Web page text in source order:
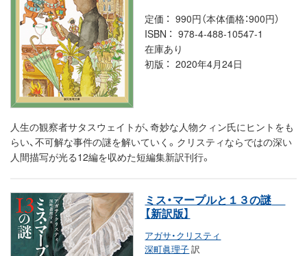
定価
990円（本体価格：900円）
ISBN
978-4-488-10547-1
在庫あり
初版
2020年4月24日
人生の観察者サタスウェイトが、奇妙な人物クィン氏にヒントをも
らい、不可解な事件の謎を解いていく。クリスティならではの深い
人間描写が光る12編を収めた短編集新訳刊行。
ミス・マープルと１３の謎
【新訳版】
アガサ・クリスティ
深町眞理子訳